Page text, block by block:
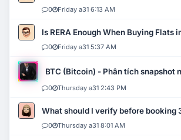
0 Friday a31 6:13 AM
Is RERA Enough When Buying Flats
0 Friday a31 5:37 AM
BTC (Bitcoin) - Phân tích snapshot
0 Thursday a31 2:43 PM
What should I verify before booking
0 Thursday a31 8:01 AM